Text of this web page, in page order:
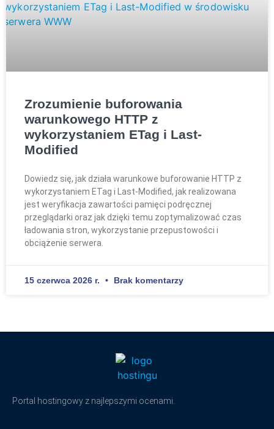
Zrozumienie buforowania
warunkowego HTTP z
wykorzystaniem ETag i Last-
Modified
Dowiedz się, jak działa warunkowe buforowanie HTTP z
wykorzystaniem ETag i Last-Modified, jak realizowana
jest weryfikacja zawartości pamięci podręcznej
przeglądarki oraz jak dzięki temu zoptymalizować czas
ładowania stron, wykorzystanie przepustowości i
obciążenie serwera.
15 czerwca 2026 r. Brak komentarzy
Portal hostingowy z najlepszymi ocenami.